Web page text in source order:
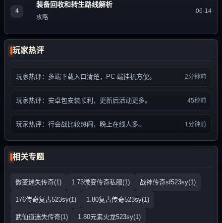
4
装备回收和转生路线解析
攻略
06-14
玩家热评
玩家热评：多端下载入口清楚，PC 端挂机方便。 2分钟前
玩家热评：安卓包安装顺利，更新后活动更多。 45秒前
玩家热评：行会战比较热闹，晚上在线人多。 1分钟前
相关专题
微变迷失传奇(1) 1.73微变传奇私服(1) 战神传奇sf523sy(1)
176传奇复古523sy(1) 1.80复古传奇523sy(1)
武仙道迷失传奇(1) 1.80元素火龙523sy(1)